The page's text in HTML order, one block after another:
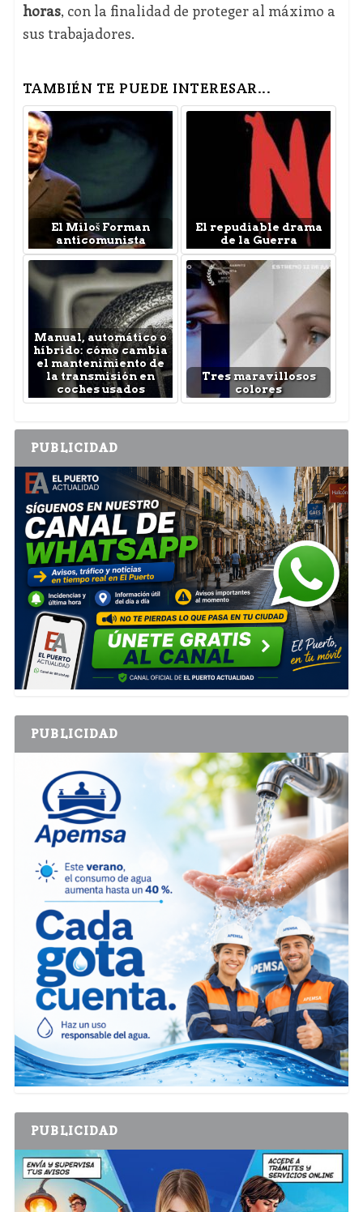
horas, con la finalidad de proteger al máximo a
sus trabajadores.
TAMBIÉN TE PUEDE INTERESAR...
El Miloš Forman
anticomunista
El repudiable drama
de la Guerra
Manual, automático o
híbrido: cómo cambia
el mantenimiento de
la transmisión en
coches usados
Tres maravillosos
colores
PUBLICIDAD
PUBLICIDAD
PUBLICIDAD